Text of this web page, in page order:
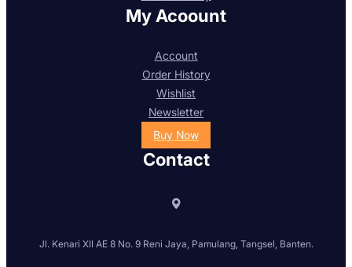
My Acoount
Account
Order History
Wishlist
Newsletter
Buy Now
Contact
Jl. Kenari XII AE 8 No. 9 Reni Jaya, Pamulang, Tangsel, Banten.